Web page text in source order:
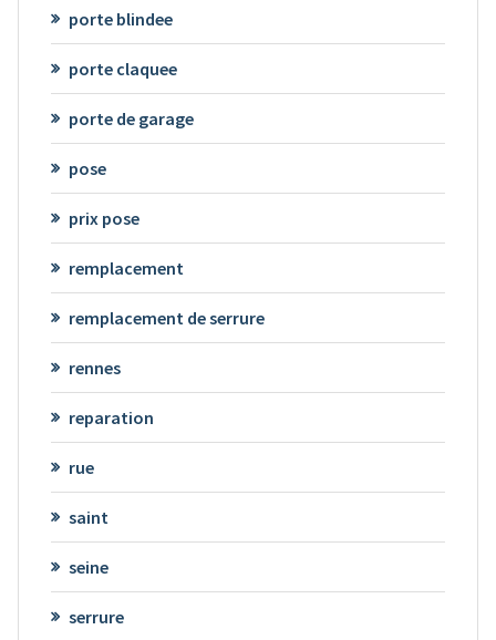
porte blindee
porte claquee
porte de garage
pose
prix pose
remplacement
remplacement de serrure
rennes
reparation
rue
saint
seine
serrure